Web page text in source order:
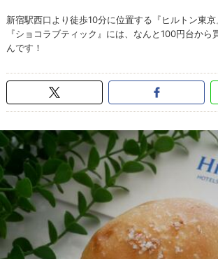
新宿駅西口より徒歩10分に位置する『ヒルトン東
『ショコラブティック』には、なんと100円台から
んです！